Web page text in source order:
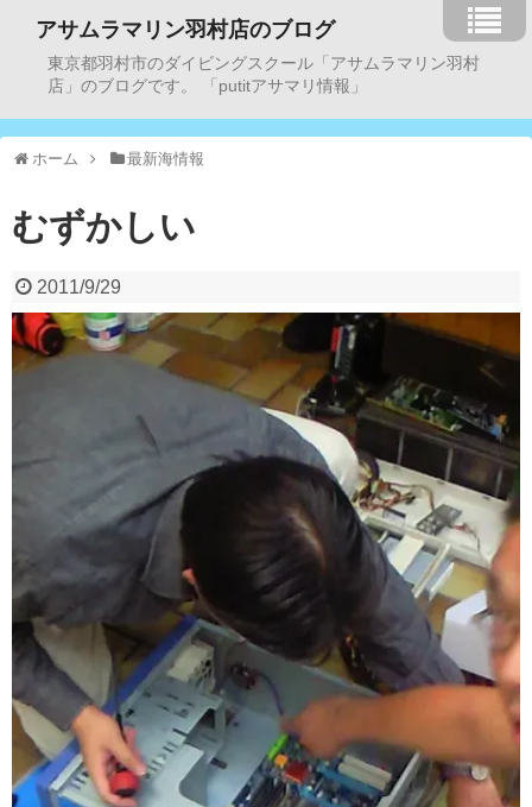
アサムラマリン羽村店のブログ
東京都羽村市のダイビングスクール「アサムラマリン羽村
店」のブログです。 「putitアサマリ情報」
ホーム 最新海情報
むずかしい
2011/9/29